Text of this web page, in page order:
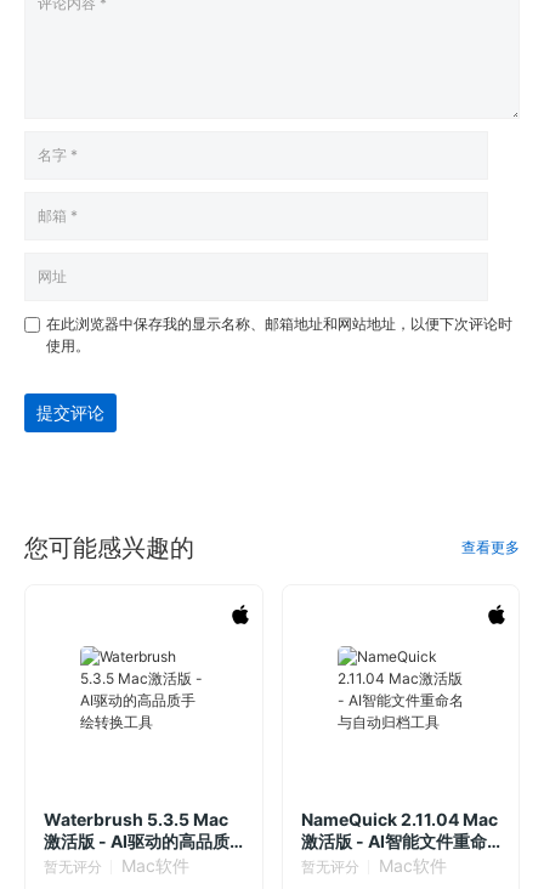
在此浏览器中保存我的显示名称、邮箱地址和网站地址，以便下次评论时
使用。
提交评论
您可能感兴趣的 查看更多
Waterbrush 5.3.5 Mac
激活版 - AI驱动的高品质
手绘转换工具
暂无评分 Mac软件
NameQuick 2.11.04 Mac
激活版 - AI智能文件重命
名与自动归档工具
暂无评分 Mac软件